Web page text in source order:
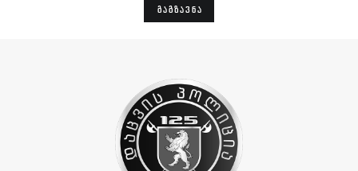
ᲒᲐᲒᲖᲐᲕᲜᲐ